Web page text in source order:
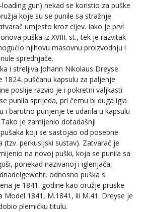
gun) nekad se koristio za puške
koje su se punile sa stražnje
umjesto kroz cijev. Iako je prvi
puška iz XVIII. st., tek je razvitak
njihovu masovnu proizvodnju i
sprednjače.
i streljiva Johann Nikolaus Dreyse
1824. puščanu kapsulu za paljenje
poslije razvio je i pokretni valjkasti
punila sprijeda, pri čemu bi duga igla
i barutno punjenje te udarila u kapsulu
je zamijenio dotadašnji
koji se sastojao od posebne
(tzv. perkusijski sustav). Zatvarač je
na novoj puški, koja se punila sa
ponekad nazivanoj i iglenjača,
odnosno puška s
je 1841. godine kao oružje pruske
Model 1841, M.1841, ili M.41. Dreyse je
plemićku titulu.